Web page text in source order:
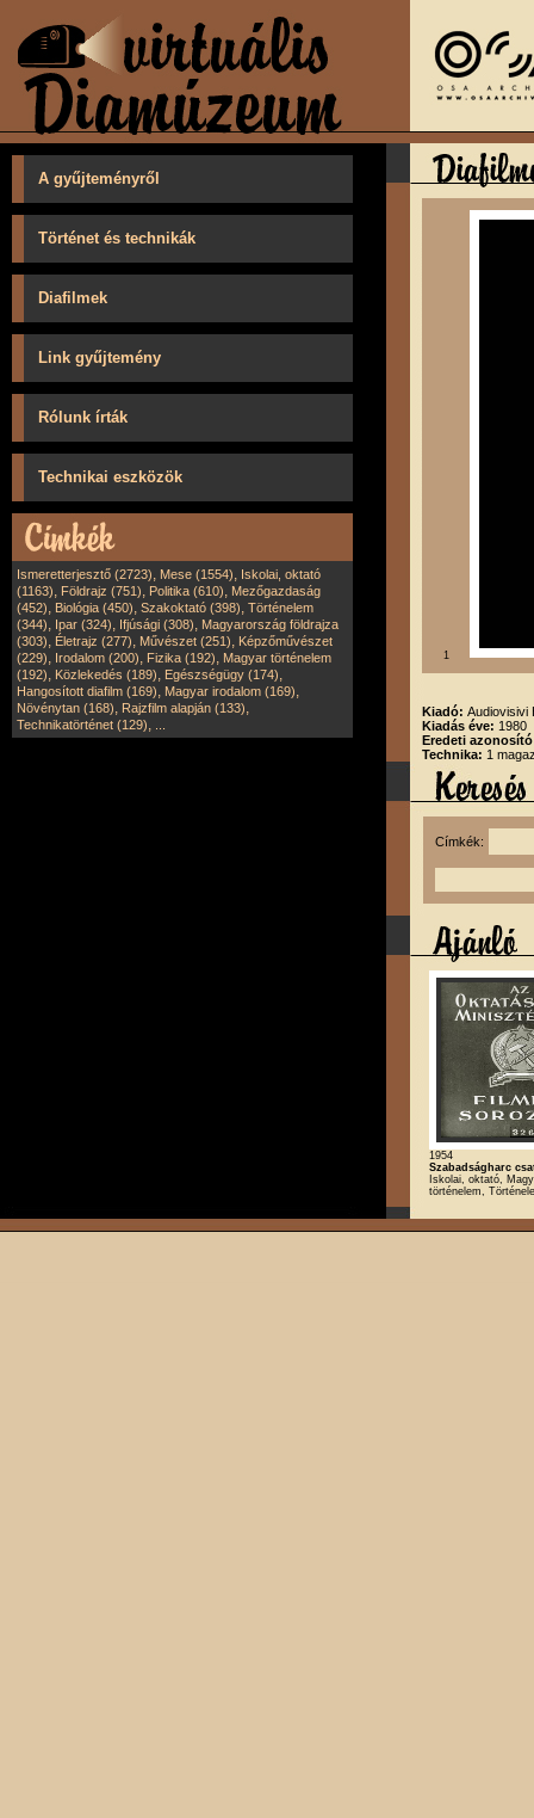
A gyűjteményről
Történet és technikák
Diafilmek
Link gyűjtemény
Rólunk írták
Technikai eszközök
Ismeretterjesztő (2723), Mese (1554), Iskolai, oktató
(1163), Földrajz (751), Politika (610), Mezőgazdaság
(452), Biológia (450), Szakoktató (398), Történelem
(344), Ipar (324), Ifjúsági (308), Magyarország földrajza
(303), Életrajz (277), Művészet (251), Képzőművészet
(229), Irodalom (200), Fizika (192), Magyar történelem
(192), Közlekedés (189), Egészségügy (174),
Hangosított diafilm (169), Magyar irodalom (169),
Növénytan (168), Rajzfilm alapján (133),
Technikatörténet (129),
1
Kiadó: Audiovisivi
Kiadás éve: 1980
Eredeti
Technika: 1
Címkék:
1954
Szabadságharc
Iskolai, oktató,
történelem,